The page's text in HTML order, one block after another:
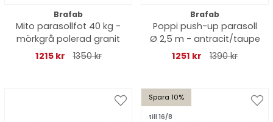
Brafab
Mito parasollfot 40 kg -
mörkgrå polerad granit
1215 kr
1350 kr
Brafab
Poppi push-up parasoll
Ø 2,5 m - antracit/taupe
1251 kr
1390 kr
Spara 10%
till 16/8